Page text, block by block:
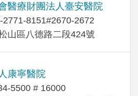
醫療財團法人臺安醫院
8151#2670-2672
山區八德路二段424號
康寧醫院
5500 # 16000